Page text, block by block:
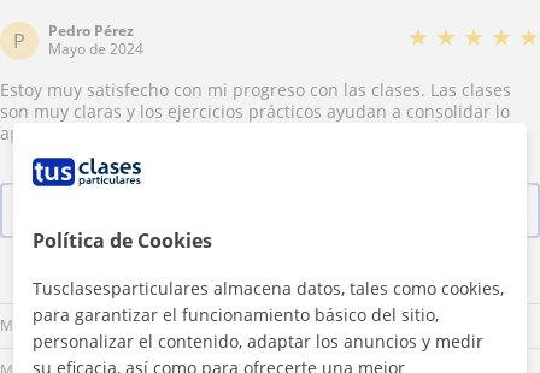
P
Pedro Pérez
Mayo de 2024
★ ★ ★ ★ ★
Estoy muy satisfecho con mi progreso con las clases. Las clases
son muy claras y los ejercicios prácticos ayudan a consolidar lo
aprendido. ¡Gracias por esta oportunidad!
Lu Ma Mi Ju Vi Sá
Mañana
Política de Cookies
Tusclasesparticulares almacena datos, tales como cookies,
para garantizar el funcionamiento básico del sitio,
personalizar el contenido, adaptar los anuncios y medir
su eficacia, así como para ofrecerte una mejor